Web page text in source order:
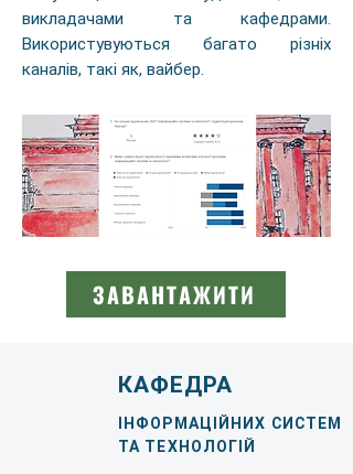
викладачами та кафедрами.
Використувуються багато різніх
каналів, такі як, вайбер.
ЗАВАНТАЖИТИ
КАФЕДРА
ІНФОРМАЦІЙНИХ СИСТЕМ
ТА ТЕХНОЛОГІЙ